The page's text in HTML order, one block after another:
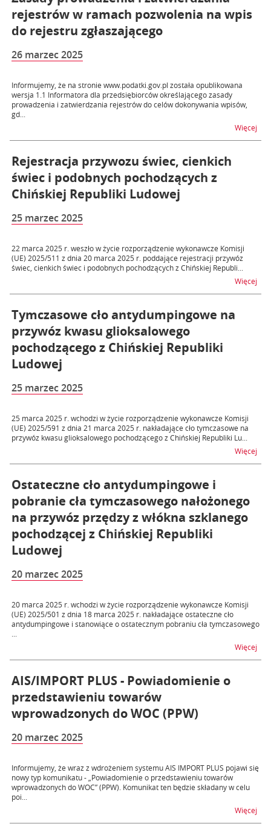
rejestrów w ramach pozwolenia na wpis
do rejestru zgłaszającego
26 marzec 2025
Informujemy, że na stronie www.podatki.gov.pl została opublikowana
wersja 1.1 Informatora dla przedsiębiorców określającego zasady
prowadzenia i zatwierdzania rejestrów do celów dokonywania wpisów,
gd...
Więcej
Rejestracja przywozu świec, cienkich
świec i podobnych pochodzących z
Chińskiej Republiki Ludowej
25 marzec 2025
22 marca 2025 r. weszło w życie rozporządzenie wykonawcze Komisji
(UE) 2025/511 z dnia 20 marca 2025 r. poddające rejestracji przywóz
świec, cienkich świec i podobnych pochodzących z Chińskiej Republi...
Więcej
Tymczasowe cło antydumpingowe na
przywóz kwasu glioksalowego
pochodzącego z Chińskiej Republiki
Ludowej
25 marzec 2025
25 marca 2025 r. wchodzi w życie rozporządzenie wykonawcze Komisji
(UE) 2025/591 z dnia 21 marca 2025 r. nakładające cło tymczasowe na
przywóz kwasu glioksalowego pochodzącego z Chińskiej Republiki Lu...
Więcej
Ostateczne cło antydumpingowe i
pobranie cła tymczasowego nałożonego
na przywóz przędzy z włókna szklanego
pochodzącej z Chińskiej Republiki
Ludowej
20 marzec 2025
20 marca 2025 r. wchodzi w życie rozporządzenie wykonawcze Komisji
(UE) 2025/501 z dnia 18 marca 2025 r. nakładające ostateczne cło
antydumpingowe i stanowiące o ostatecznym pobraniu cła tymczasowego
Więcej
AIS/IMPORT PLUS - Powiadomienie o
przedstawieniu towarów
wprowadzonych do WOC (PPW)
20 marzec 2025
Informujemy, że wraz z wdrożeniem systemu AIS IMPORT PLUS pojawi się
nowy typ komunikatu - „Powiadomienie o przedstawieniu towarów
wprowadzonych do WOC” (PPW). Komunikat ten będzie składany w celu
poi...
Więcej